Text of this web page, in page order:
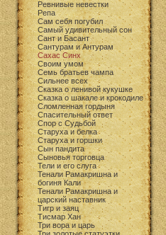
Ревнивые невестки
Репа
Сам себя погубил
Самый удивительный сон
Сант и Басант
Сантурам и Антурам
Сахас Синх
Своим умом
Семь братьев чампа
Сильнее всех
Сказка о ленивой кукушке
Сказка о шакале и крокодиле
Сломленная гордыня
Спасительный ответ
Спор с Судьбой
Старуха и белка
Старуха и горшки
Сын пандита
Сыновья торговца
Тели и его слуга
Тенали Рамакришна и
богиня Кали
Тенали Рамакришна и
царский наставник
Тигр и заяц
Тисмар Хан
Три вора и царь